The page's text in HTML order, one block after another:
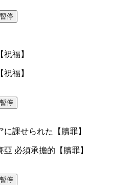
暫停
福】
福】
暫停
課せられた【贖罪】
必須承擔的【贖罪】
暫停